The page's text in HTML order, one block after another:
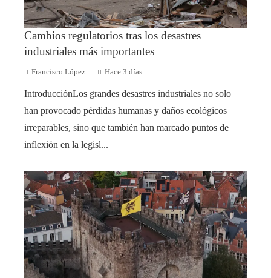
Cambios regulatorios tras los desastres
industriales más importantes
Francisco López Hace 3 días
IntroducciónLos grandes desastres industriales no solo
han provocado pérdidas humanas y daños ecológicos
irreparables, sino que también han marcado puntos de
inflexión en la legisl...